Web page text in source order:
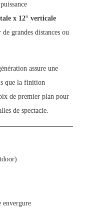
x 12° verticale
grandes distances ou
assure une
que la finition
de premier plan pour
de spectacle.
envergure